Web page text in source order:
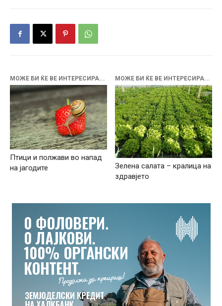
МОЖЕ БИ ЌЕ ВЕ ИНТЕРЕСИРА...
Птици и полжави во напад
на јагодите
МОЖЕ БИ ЌЕ ВЕ ИНТЕРЕСИРА...
Зелена салата – кралица на
здравјето